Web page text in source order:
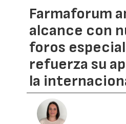
Farmaforum
alcance con
foros
refuerza su
la